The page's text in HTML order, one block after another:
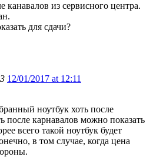
канавалов из сервисного центра.
для сдачи?
12/01/2017 at 12:11
ноутбук хоть после
после карнавалов можно показать
всего такой ноутбук будет
в том случае, когда цена